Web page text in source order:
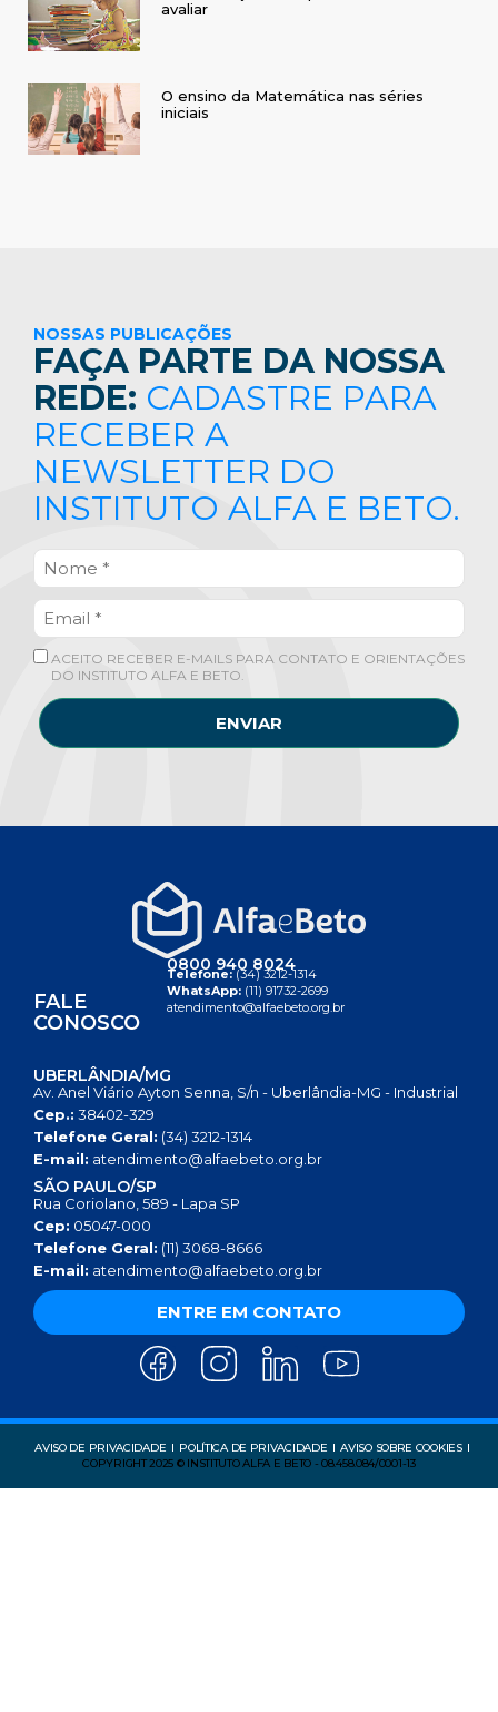
avaliar
O ensino da Matemática nas séries
iniciais
NOSSAS PUBLICAÇÕES
FAÇA PARTE DA NOSSA
REDE: CADASTRE PARA
RECEBER A
NEWSLETTER DO
INSTITUTO ALFA E BETO.
ACEITO RECEBER E-MAILS PARA CONTATO E ORIENTAÇÕES
DO INSTITUTO ALFA E BETO.
ENVIAR
FALE
CONOSCO
0800 940 8024
Telefone:(34) 3212-1314
WhatsApp: (11) 91732-2699
atendimento@alfaebeto.org.br
UBERLÂNDIA/MG
Av. Anel Viário Ayton Senna, S/n - Uberlândia-MG - Industrial
Cep.: 38402-329
Telefone Geral: (34) 3212-1314
E-mail: atendimento@alfaebeto.org.br
SÃO PAULO/SP
Rua Coriolano, 589 - Lapa SP
Cep: 05047-000
Telefone Geral: (11) 3068-8666
E-mail: atendimento@alfaebeto.org.br
ENTRE EM CONTATO
AVISO DE PRIVACIDADE POLÍTICA DE PRIVACIDADE
AVISO SOBRE COOKIES
COPYRIGHT 2025 © INSTITUTO ALFA E BETO - 08.458.084/0001-13